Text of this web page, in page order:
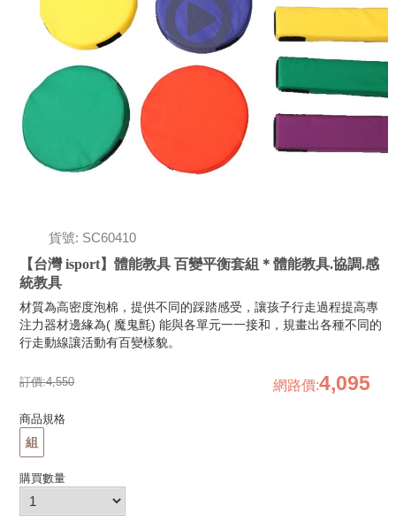
貨號: SC60410
【台灣 isport】體能教具 百變平衡套組＊體能教具.協調.感
統教具
材質為高密度泡棉，提供不同的踩踏感受，讓孩子行走過程提高專
注力器材邊緣為( 魔鬼氈) 能與各單元一一接和，規畫出各種不同的
行走動線讓活動有百變樣貌。
訂價:4,550 網路價:4,095
商品規格
組
購買數量